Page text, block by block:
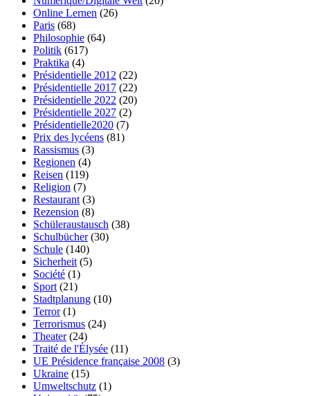
Online Lernen (26)
Paris (68)
Philosophie (64)
Politik (617)
Praktika (4)
Présidentielle 2012 (22)
Présidentielle 2017 (22)
Présidentielle 2022 (20)
Présidentielle 2027 (2)
Présidentielle2020 (7)
Prix des lycéens (81)
Rassismus (3)
Regionen (4)
Reisen (119)
Religion (7)
Restaurant (3)
Rezension (8)
Schüleraustausch (38)
Schulbücher(30)
Schule (140)
Sicherheit (5)
Société (1)
Sport (21)
Stadtplanung (10)
Terror(1)
Terrorismus (24)
Theater(24)
Traité de l'Élysée (11)
UE Présidence française 2008 (3)
Ukraine (15)
Umweltschutz (1)